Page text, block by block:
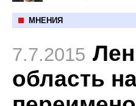
МНЕНИЯ
7.7.2015
область